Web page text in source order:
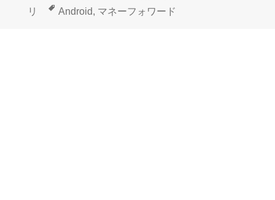
成
リ
タ
Android, マネーフォワード